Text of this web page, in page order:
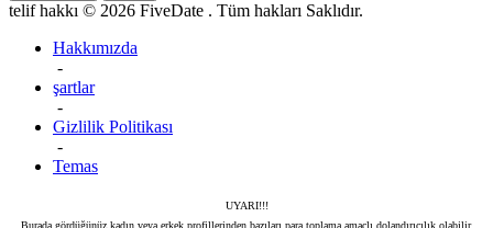
telif hakkı © 2026 FiveDate . Tüm hakları Saklıdır.
Hakkımızda
-
şartlar
-
Gizlilik Politikası
-
Temas
UYARI!!!
Burada gördüğünüz kadın veya erkek profillerinden bazıları para toplama amaçlı dolandırıcılık olabilir.